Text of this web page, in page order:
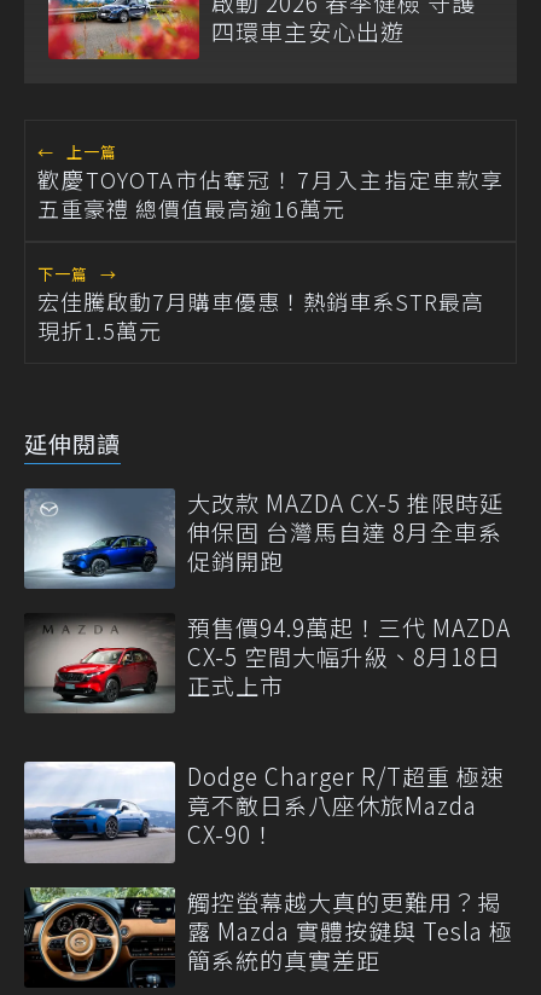
四環車主安心出遊
← 上一篇
歡慶TOYOTA市佔奪冠！7月入主指定車款享
五重豪禮 總價值最高逾16萬元
下一篇 →
宏佳騰啟動7月購車優惠！熱銷車系STR最高
現折1.5萬元
延伸閱讀
大改款 MAZDA CX-5 推限時延
伸保固 台灣馬自達 8月全車系
促銷開跑
預售價94.9萬起！三代 MAZDA
CX-5 空間大幅升級、8月18日
正式上市
Dodge Charger R/T超重 極速
竟不敵日系八座休旅Mazda
CX-90！
觸控螢幕越大真的更難用？揭
露 Mazda 實體按鍵與 Tesla 極
簡系統的真實差距